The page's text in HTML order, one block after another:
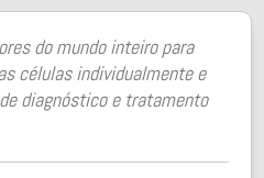
do mundo inteiro para
células individualmente e
diagnóstico e tratamento